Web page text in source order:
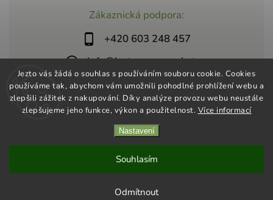
Jezto vás žádá o souhlas s používáním souboru cookie. Cookies
používáme tak, abychom vám umožnili pohodlné prohlížení webu a
zlepšili zážitek z nakupování. Díky analýze provozu webu neustále
zlepšujeme jeho funkce, výkon a použitelnost. Více informací
Nastavení
Odmítnout
Souhlasím
Zákaznická podpora:
+420 603 248 457
info@jeztosupermarket.cz
Shoptet| Design